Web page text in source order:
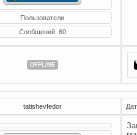
Пользователи
Сообщений: 60
OFFLINE
tatishevfedor